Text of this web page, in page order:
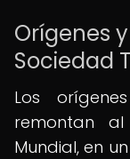
Orígenes
Sociedad
Los
remontan
Mundial, en